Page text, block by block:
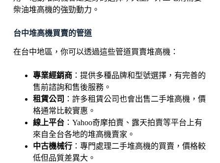
柴油堆高機的強勁動力。
台中堆高機買賣的管道
在台中地區，你可以透過這些管道買賣堆高機：
專業經銷商：提供多種品牌和型號選擇，有完善的
售前諮詢和售後服務。
租賃公司 ：許多租賃公司也會出售二手堆高機，價
格通常比較實惠。
線上平台：Yahoo奇摩拍賣、露天拍賣等平台上有
來自全台各地的堆高機賣家。
中古機械行：專門處理二手堆高機的買賣，價格較
低但品質差異大。